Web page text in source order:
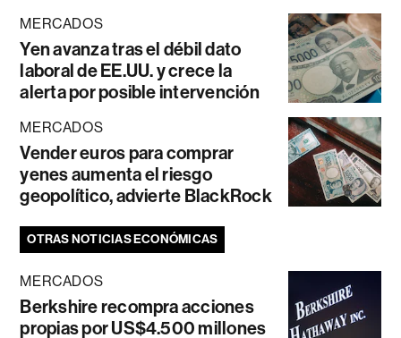
MERCADOS
Yen avanza tras el débil dato
laboral de EE.UU. y crece la
alerta por posible intervención
MERCADOS
Vender euros para comprar
yenes aumenta el riesgo
geopolítico, advierte BlackRock
OTRAS NOTICIAS ECONÓMICAS
MERCADOS
Berkshire recompra acciones
propias por US$4.500 millones